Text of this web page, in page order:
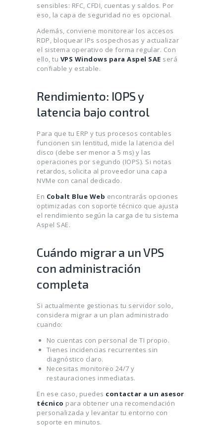
sensibles: RFC, CFDI, cuentas y saldos. Por
eso, la capa de seguridad no es opcional.
Además, conviene monitorear los accesos
RDP, bloquear IPs sospechosas y actualizar
el sistema operativo de forma regular. Con
ello, tu VPS Windows para Aspel SAE será
confiable y estable.
Rendimiento: IOPS y
latencia bajo control
Para que tu ERP y tus procesos contables
funcionen sin lentitud, mide la latencia del
disco (debe ser menor a 5 ms) y las
operaciones por segundo (IOPS). Si notas
retardos, solicita al proveedor una capa
NVMe con canal dedicado.
En Cobalt Blue Web encontrarás opciones
optimizadas con soporte técnico que ajusta
el rendimiento según la carga de tu sistema
Aspel SAE.
Cuándo migrar a un VPS
con administración
completa
Si actualmente gestionas tu servidor solo,
considera migrar a un plan administrado
cuando:
No cuentas con personal de TI propio.
Tienes incidencias recurrentes sin
diagnóstico claro.
Necesitas monitoreo 24/7 y
restauraciones inmediatas.
En ese caso, puedes contactar a un asesor
técnico para obtener una recomendación
personalizada y levantar tu entorno con
soporte en minutos.